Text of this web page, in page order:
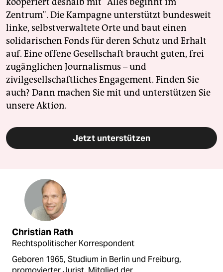
Zentrum". Die Kampagne unterstützt bundesweit
linke, selbstverwaltete Orte und baut einen
solidarischen Fonds für deren Schutz und Erhalt
auf. Eine offene Gesellschaft braucht guten, frei
zugänglichen Journalismus – und
zivilgesellschaftliches Engagement. Finden Sie
auch? Dann machen Sie mit und unterstützen Sie
unsere Aktion.
Jetzt unterstützen
Christian Rath
Rechtspolitischer Korrespondent
Geboren 1965, Studium in Berlin und Freiburg,